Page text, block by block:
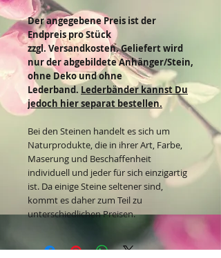
Der angegebene Preis ist der
Endpreis pro Stück
zzgl. Versandkosten. Geliefert wird
nur der abgebildete Anhänger/Stein,
ohne Deko und ohne
Lederband. Lederbänder kannst Du
jedoch hier separat bestellen.
Bei den Steinen handelt es sich um
Naturprodukte, die in ihrer Art, Farbe,
Maserung und Beschaffenheit
individuell und jeder für sich einzigartig
ist. Da einige Steine seltener sind,
kommt es daher zum Teil zu
unterschiedlichen Preisen.